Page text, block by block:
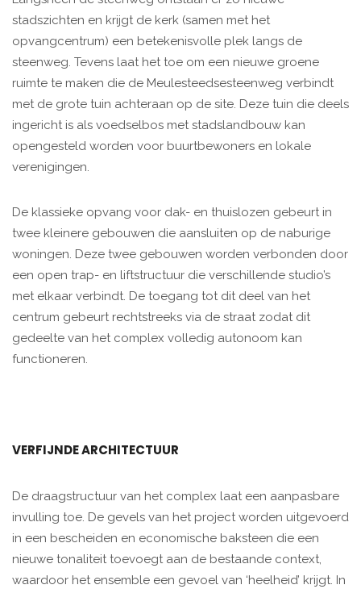
stadszichten en krijgt de kerk (samen met het
opvangcentrum) een betekenisvolle plek langs de
steenweg. Tevens laat het toe om een nieuwe groene
ruimte te maken die de Meulesteedsesteenweg verbindt
met de grote tuin achteraan op de site. Deze tuin die deels
ingericht is als voedselbos met stadslandbouw kan
opengesteld worden voor buurtbewoners en lokale
verenigingen.
De klassieke opvang voor dak- en thuislozen gebeurt in
twee kleinere gebouwen die aansluiten op de naburige
woningen. Deze twee gebouwen worden verbonden door
een open trap- en liftstructuur die verschillende studio’s
met elkaar verbindt. De toegang tot dit deel van het
centrum gebeurt rechtstreeks via de straat zodat dit
gedeelte van het complex volledig autonoom kan
functioneren.
VERFIJNDE ARCHITECTUUR
De draagstructuur van het complex laat een aanpasbare
invulling toe. De gevels van het project worden uitgevoerd
in een bescheiden en economische baksteen die een
nieuwe tonaliteit toevoegt aan de bestaande context,
waardoor het ensemble een gevoel van ‘heelheid’ krijgt. In